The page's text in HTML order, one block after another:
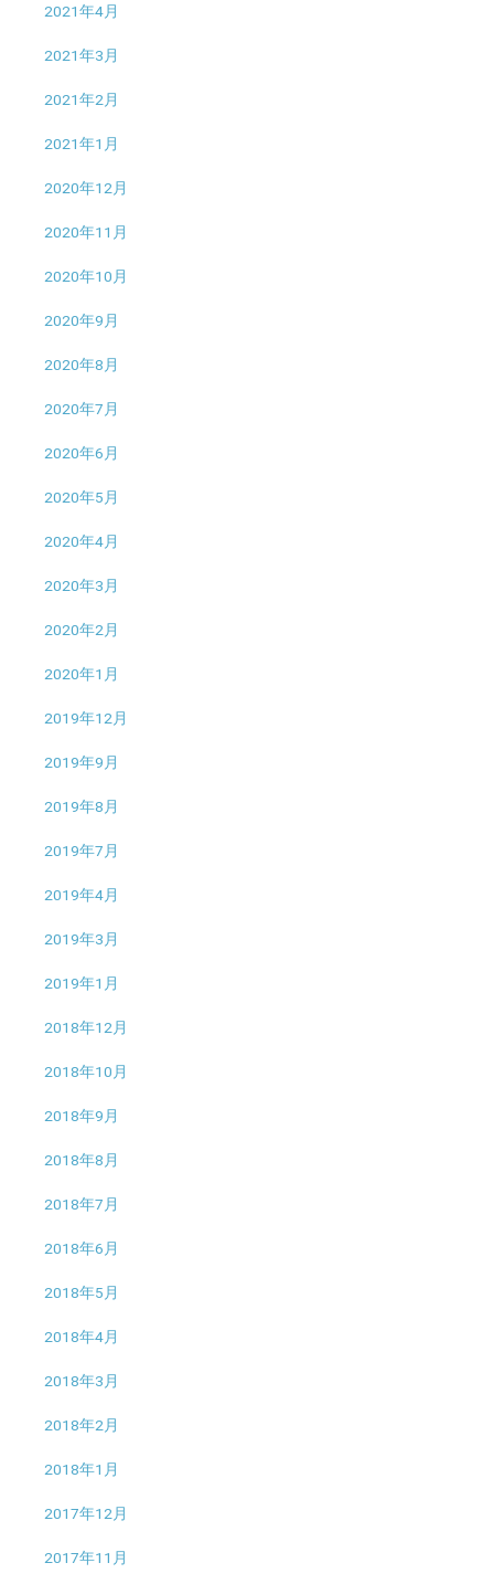
2021年4月
2021年3月
2021年2月
2021年1月
2020年12月
2020年11月
2020年10月
2020年9月
2020年8月
2020年7月
2020年6月
2020年5月
2020年4月
2020年3月
2020年2月
2020年1月
2019年12月
2019年9月
2019年8月
2019年7月
2019年4月
2019年3月
2019年1月
2018年12月
2018年10月
2018年9月
2018年8月
2018年7月
2018年6月
2018年5月
2018年4月
2018年3月
2018年2月
2018年1月
2017年12月
2017年11月